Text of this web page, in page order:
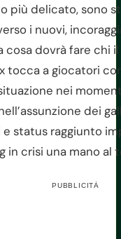
più delicato, sono
i nuovi,
cosa dovrà fare chi
tocca a giocatori
nei
dei
status raggiunto
in crisi una mano al
PUBBLICITÀ